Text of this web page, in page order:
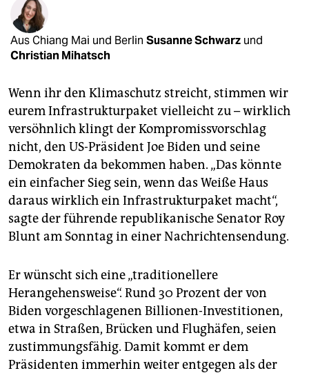
fragen & hilfe
unterstützen
genossenschaft
epaper login
Aus Chiang Mai und Berlin Susanne Schwarz und
Christian Mihatsch
Wenn ihr den Klimaschutz streicht, stimmen wir
eurem Infrastrukturpaket vielleicht zu – wirklich
versöhnlich klingt der Kompromissvorschlag
nicht, den US-Präsident Joe Biden und seine
Demokraten da bekommen haben. „Das könnte
ein einfacher Sieg sein, wenn das Weiße Haus
daraus wirklich ein Infrastrukturpaket macht“,
sagte der führende republikanische Senator Roy
Blunt am Sonntag in einer Nachrichtensendung.
Er wünscht sich eine „traditionellere
Herangehensweise“. Rund 30 Prozent der von
Biden vorgeschlagenen Billionen-Investitionen,
etwa in Straßen, Brücken und Flughäfen, seien
zustimmungsfähig. Damit kommt er dem
Präsidenten immerhin weiter entgegen als der